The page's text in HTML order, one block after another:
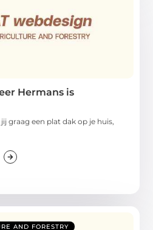
Hermans is
graag een plat dak op je huis,
AND FORESTRY